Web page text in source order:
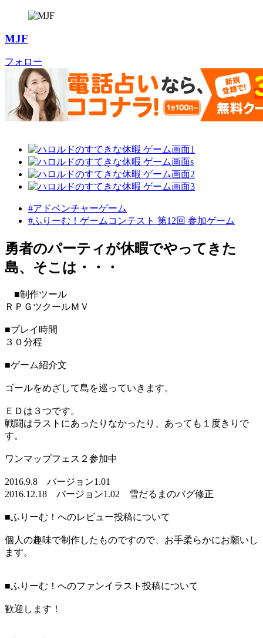
MJF
フォロー
#アドベンチャーゲーム
#ふりーむ！ゲームコンテスト 第12回 参加ゲーム
勇者のパーティが休暇でやってきた
島、そこは・・・
■制作ツール
ＲＰＧツクールＭＶ
■プレイ時間
３０分程
■ゲーム紹介文
ゴールをめざして島を巡っていきます。
ＥＤは３つです。
戦闘はラストにあったりなかったり、あっても１度きりで
す。
ワンマップフェス２参加中
2016.9.8 バージョン1.01
2016.12.18 バージョン1.02 雪だるまのバグ修正
■ふりーむ！へのレビュー投稿について
個人の趣味で制作したものですので、お手柔らかにお願いし
ます。
■ふりーむ！へのファンイラスト投稿について
歓迎します！